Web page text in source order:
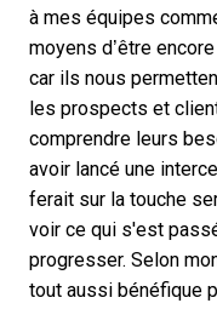
à mes équipes
moyens d’être
car ils nous
les prospects et
comprendre leurs
avoir lancé une
ferait sur la touche
voir ce qui s'est
progresser. Selon
tout aussi bénéfique